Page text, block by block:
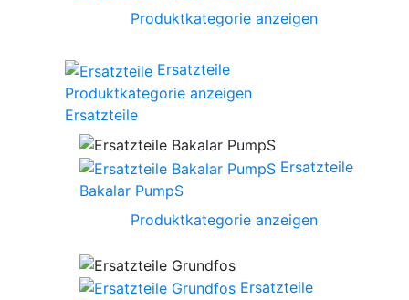
Produktkategorie anzeigen
Ersatzteile
Produktkategorie anzeigen
Ersatzteile
Ersatzteile
Bakalar PumpS
Produktkategorie anzeigen
Ersatzteile